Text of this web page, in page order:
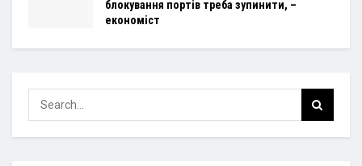
блокування портів треба зупинити, –
економіст